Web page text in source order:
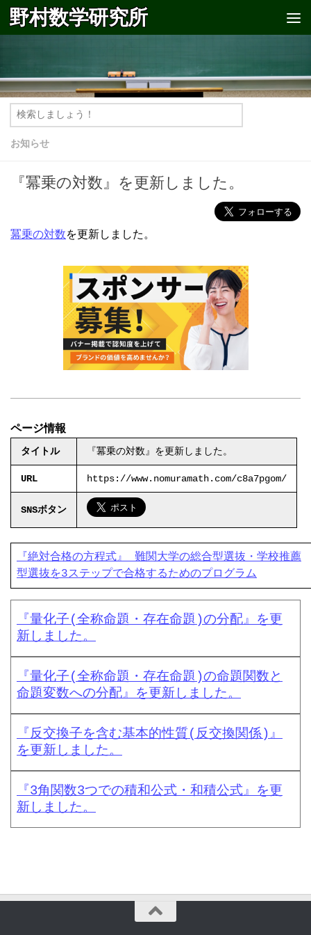
コンテンツへスキップ
野村数学研究所
お知らせ
『冪乗の対数』を更新しました。
冪乗の対数を更新しました。
ページ情報
タイトル 『冪乗の対数』を更新しました。
URL https://www.nomuramath.com/c8a7pgom/
SNSボタン
『絶対合格の方程式』 難関大学の総合型選抜・学校推薦
型選抜を3ステップで合格するためのプログラム
『量化子(全称命題・存在命題)の分配』を更
新しました。
『量化子(全称命題・存在命題)の命題関数と
命題変数への分配』を更新しました。
『反交換子を含む基本的性質(反交換関係)』
を更新しました。
『3角関数3つでの積和公式・和積公式』を更
新しました。